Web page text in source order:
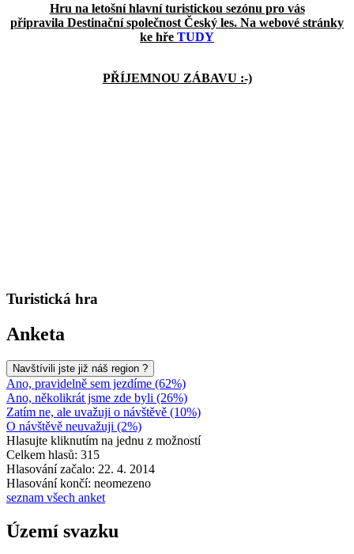
Hru na letošní hlavní turistickou sezónu pro vás
připravila Destinační společnost Český les. Na webové stránky
ke hře TUDY
PŘÍJEMNOU ZÁBAVU :-)
Turistická hra
Anketa
Navštívili jste již náš region ?
Ano, pravidelně sem jezdíme (62%)
Ano, několikrát jsme zde byli (26%)
Zatím ne, ale uvažuji o návštěvě (10%)
O návštěvě neuvažuji (2%)
Hlasujte kliknutím na jednu z možností
Celkem hlasů: 315
Hlasování začalo: 22. 4. 2014
Hlasování končí: neomezeno
seznam všech anket
Území svazku